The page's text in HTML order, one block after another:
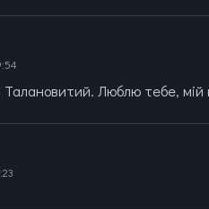
Люблю тебе,